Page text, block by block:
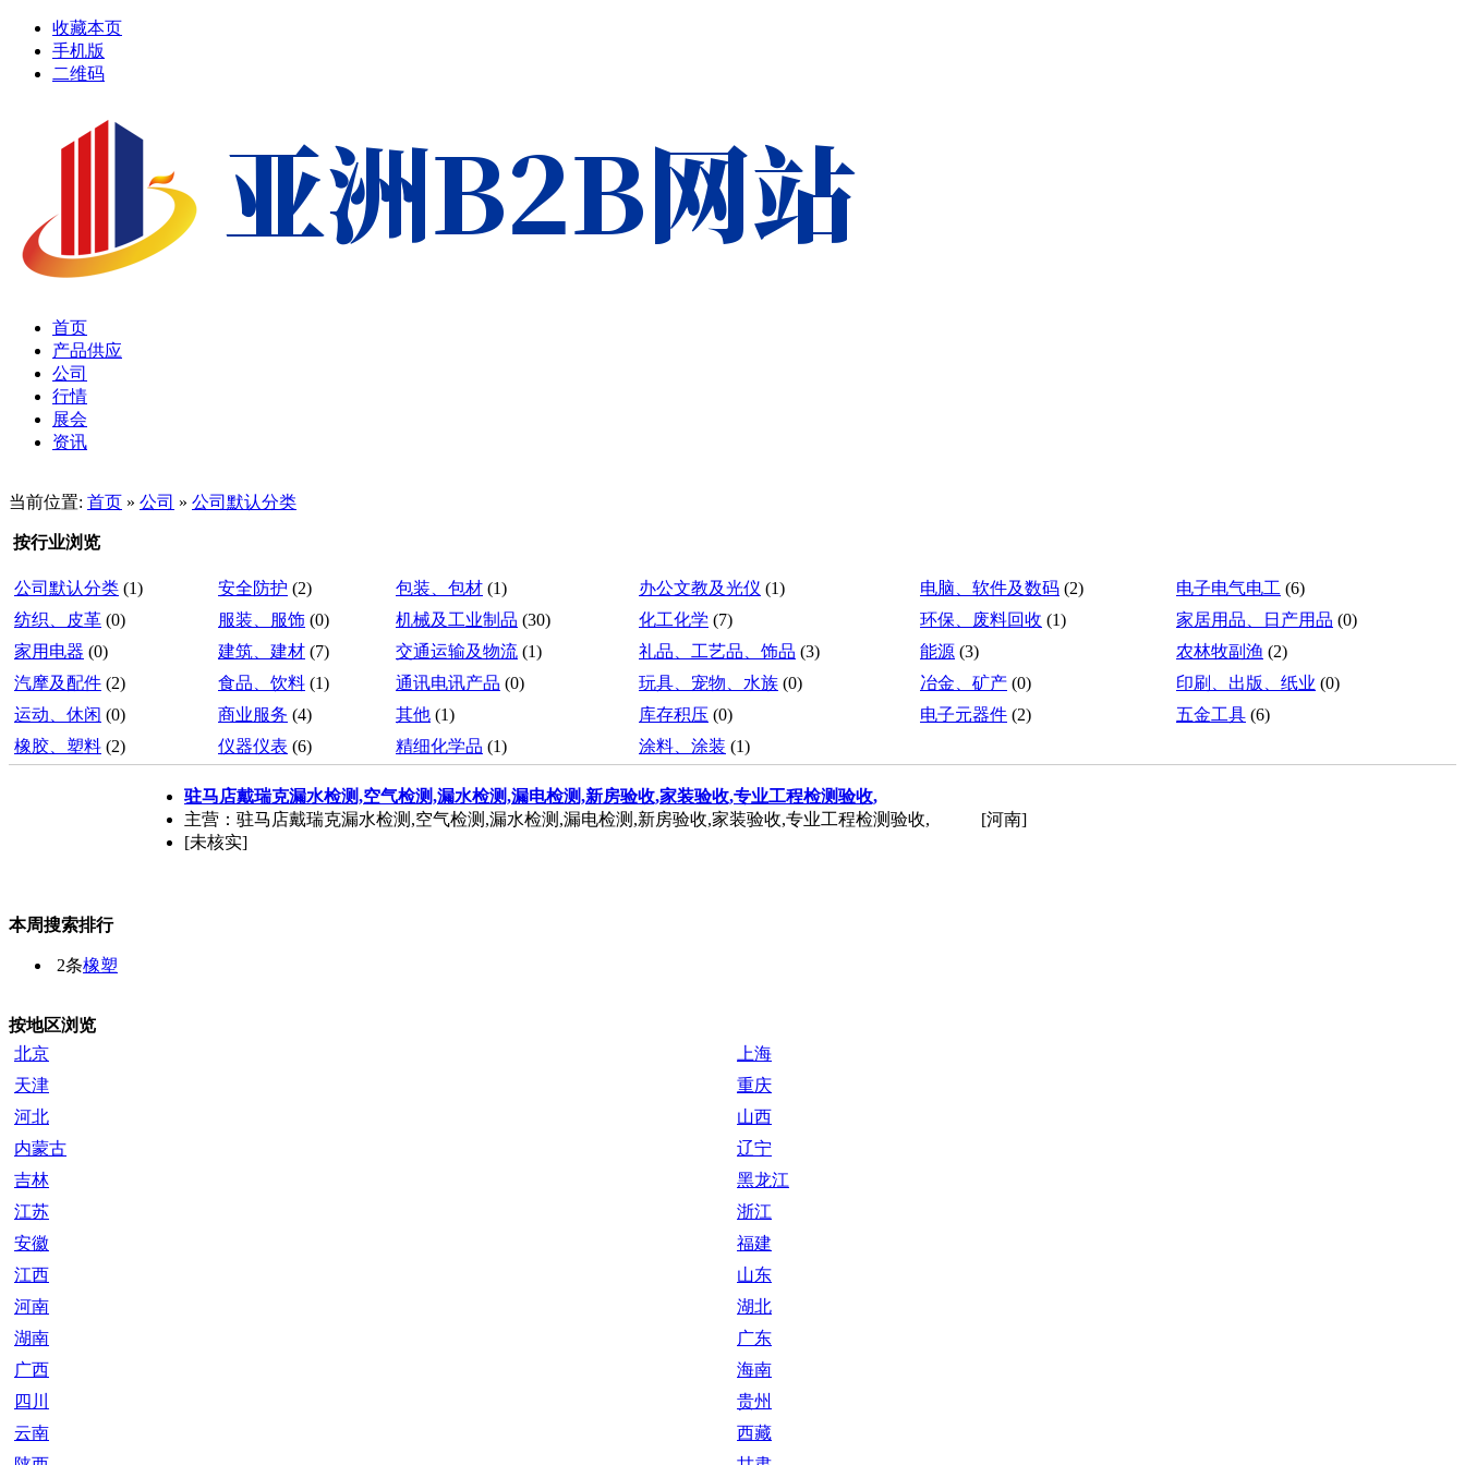
收藏本页
手机版
二维码
首页
产品供应
公司
行情
展会
资讯
当前位置: 首页 » 公司 » 公司默认分类
按行业浏览
公司默认分类 (1) 安全防护 (2) 包装、包材 (1) 办公文教及光仪 (1) 电脑、软件及数码 (2) 电子电气电工 (6)
纺织、皮革 (0) 服装、服饰 (0) 机械及工业制品 (30) 化工化学 (7) 环保、废料回收 (1) 家居用品、日产用品 (0)
家用电器 (0) 建筑、建材 (7) 交通运输及物流 (1) 礼品、工艺品、饰品 (3) 能源 (3) 农林牧副渔 (2)
汽摩及配件 (2) 食品、饮料 (1) 通讯电讯产品 (0) 玩具、宠物、水族 (0) 冶金、矿产 (0) 印刷、出版、纸业 (0)
运动、休闲 (0) 商业服务 (4) 其他 (1) 库存积压 (0) 电子元器件 (2) 五金工具 (6)
橡胶、塑料 (2) 仪器仪表 (6) 精细化学品 (1) 涂料、涂装 (1)
驻马店戴瑞克漏水检测,空气检测,漏水检测,漏电检测,新房验收,家装验收,专业工程检测验收,
主营：驻马店戴瑞克漏水检测,空气检测,漏水检测,漏电检测,新房验收,家装验收,专业工程检测验收,
[未核实]
[河南]
本周搜索排行
2条橡塑
按地区浏览
北京
上海
天津
重庆
河北
山西
内蒙古
辽宁
吉林
黑龙江
江苏
浙江
安徽
福建
江西
山东
河南
湖北
湖南
广东
广西
海南
四川
贵州
云南
西藏